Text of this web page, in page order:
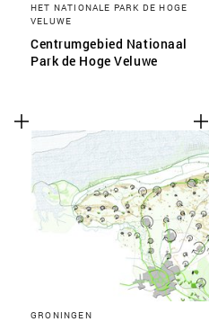
HET NATIONALE PARK DE HOGE
VELUWE
Centrumgebied Nationaal
Park de Hoge Veluwe
GRONINGEN